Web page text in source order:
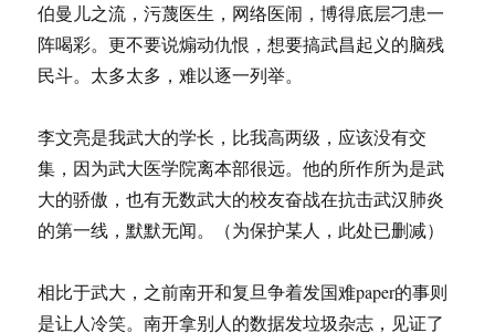
伯曼儿之流，污蔑医生，网络医闹，博得底层刁患一
阵喝彩。更不要说煽动仇恨，想要搞武昌起义的脑残
民斗。太多太多，难以逐一列举。
李文亮是我武大的学长，比我高两级，应该没有交
集，因为武大医学院离本部很远。他的所作所为是武
大的骄傲，也有无数武大的校友奋战在抗击武汉肺炎
的第一线，默默无闻。（为保护某人，此处已删减）
相比于武大，之前南开和复旦争着发国难paper的事则
是让人冷笑。南开拿别人的数据发垃圾杂志，见证了